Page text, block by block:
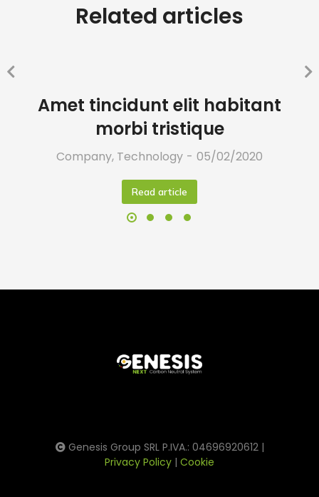
Related articles
Amet tincidunt elit habitant
morbi tristique
Company, Technology 05/02/2020
Read article
Genesis Group SRL P.IVA.: 04696920612 |
Privacy Policy | Cookie